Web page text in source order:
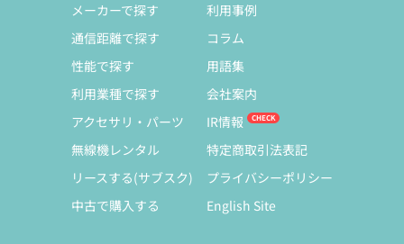
メーカーで探す
通信距離で探す
性能で探す
利用業種で探す
アクセサリ・パーツ
無線機レンタル
リースする(サブスク)
中古で購入する
利用事例
コラム
用語集
会社案内
IR情報
特定商取引法表記
プライバシーポリシー
English Site